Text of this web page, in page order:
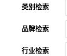
类别检索
品牌检索
行业检索